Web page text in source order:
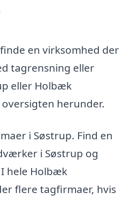
en virksomhed der
tagrensning eller
eller Holbæk
herunder.
i Søstrup. Find en
i Søstrup og
hele Holbæk
flere tagfirmaer, hvis